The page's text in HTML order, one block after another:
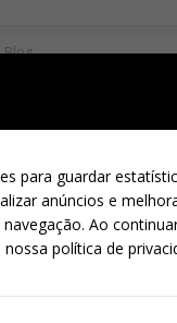
Blog
É provável que
para guardar
anúncios e
Ao
política de